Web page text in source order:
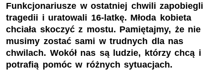
Funkcjonariusze w ostatniej chwili zapobiegli
tragedii i uratowali 16-latkę. Młoda kobieta
chciała skoczyć z mostu. Pamiętajmy, że nie
musimy zostać sami w trudnych dla nas
chwilach. Wokół nas są ludzie, którzy chcą i
potrafią pomóc w różnych sytuacjach.